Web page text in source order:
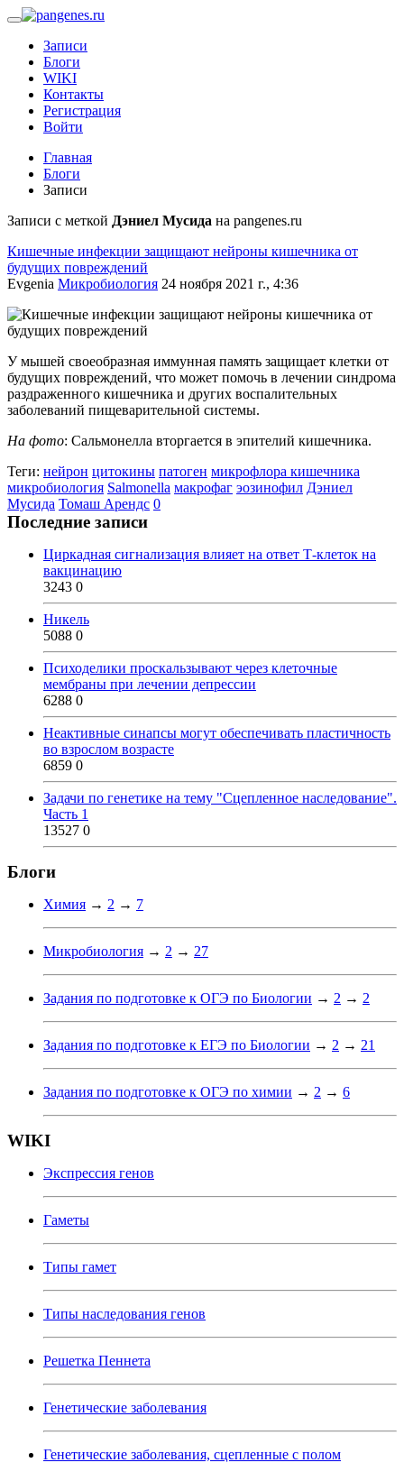
Записи
Блоги
WIKI
Контакты
Регистрация
Войти
Главная
Блоги
Записи
Записи с меткой Дэниел Мусида на pangenes.ru
Кишечные инфекции защищают нейроны кишечника от
будущих повреждений
Evgenia Микробиология 24 ноября 2021 г., 4:36
У мышей своеобразная иммунная память защищает клетки от
будущих повреждений, что может помочь в лечении синдрома
раздраженного кишечника и других воспалительных
заболеваний пищеварительной системы.
На фото: Сальмонелла вторгается в эпителий кишечника.
Теги: нейрон цитокины патоген микрофлора кишечника
микробиология Salmonella макрофаг эозинофил Дэниел
Мусида Томаш Арендс 0
Последние записи
Циркадная сигнализация влияет на ответ Т-клеток на
вакцинацию
3243 0
Никель
5088 0
Психоделики проскальзывают через клеточные
мембраны при лечении депрессии
6288 0
Неактивные синапсы могут обеспечивать пластичность
во взрослом возрасте
6859 0
Задачи по генетике на тему "Сцепленное наследование".
Часть 1
13527 0
Блоги
Химия → 2 → 7
Микробиология → 2 → 27
Задания по подготовке к ОГЭ по Биологии → 2 → 2
Задания по подготовке к ЕГЭ по Биологии → 2 → 21
Задания по подготовке к ОГЭ по химии → 2 → 6
WIKI
Экспрессия генов
Гаметы
Типы гамет
Типы наследования генов
Решетка Пеннета
Генетические заболевания
Генетические заболевания, сцепленные с полом